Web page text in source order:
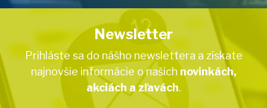
Newsletter
Prihláste sa do nášho newslettera a získate
najnovšie informácie o našich novinkách,
akciách a zľavách.